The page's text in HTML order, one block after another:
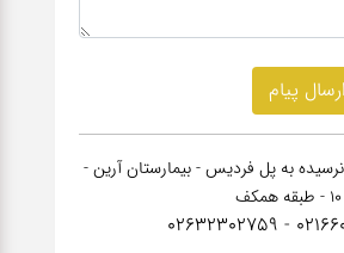
به پل فردیس - بیمارستان آرین -